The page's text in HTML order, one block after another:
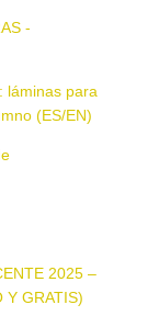
-
láminas para
(ES/EN)
2025 –
Y GRATIS)